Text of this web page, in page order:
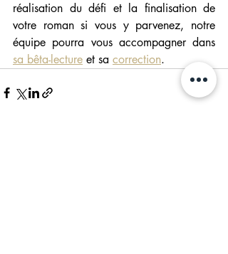
réalisation du défi et la finalisation de
votre roman si vous y parvenez, notre
sa bêta-lecture et sa correction.